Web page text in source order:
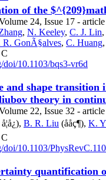
of the
24, Issue 17 -
, N. Keeley, C. J. Lin,
R. GonÃ§alves, C. Huang,
doi/10.1103/bqs3-vr6d
and shape
theory in
22, Issue 32 -
B. R. Liu (ååç¶), K.
doi/10.1103/
quantification